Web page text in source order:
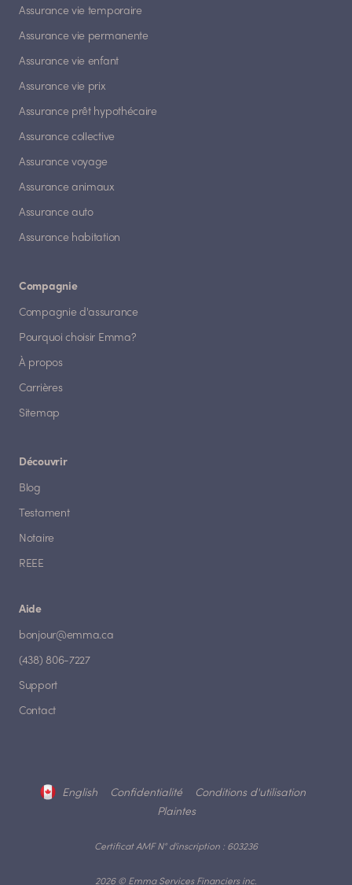
Assurance vie temporaire
Assurance vie permanente
Assurance vie enfant
Assurance vie prix
Assurance prêt hypothécaire
Assurance collective
Assurance voyage
Assurance animaux
Assurance auto
Assurance habitation
Compagnie
Compagnie d'assurance
Pourquoi choisir Emma?
À propos
Carrières
Sitemap
Découvrir
Blog
Testament
Notaire
REEE
Aide
bonjour@emma.ca
(438) 806-7227
Support
Contact
2026 © Emma Services Financiers inc.
Certificat AMF N° d'inscription : 603236
English Confidentialité
Conditions d'utilisation
Plaintes